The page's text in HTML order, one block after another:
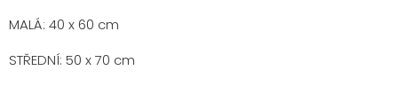
MALÁ: 40 x 60 cm
STŘEDNÍ: 50 x 70 cm